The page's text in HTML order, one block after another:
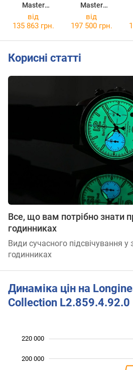
Master
Collection
L2.409.4.97.0
Master
Collection
L2.409.4.87.6
від
135 863 грн.
від
197 500 грн.
Корисні статті
Все, що вам потрібно знати
годинниках
Види сучасного підсвічування у
годинниках
Динаміка цін на
Collection L2.859.4.92.0
200 000
220 000